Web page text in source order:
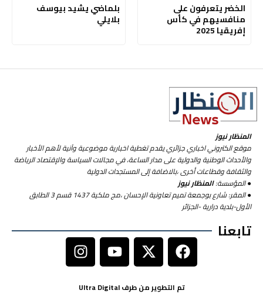
الخضر يتعرفون على
منافسيهم في كأس
إفريقيا 2025
بلماضي يشيد بيوسف
بلايلي
المنظار نيوز
موقع الكتروني اخباري جزائري يقدم تغطية اخبارية موضوعية وآنية لأهم الأخبار
والأحداث الوطنية والدولية على مدار الساعة، في مجالات السياسة والإقتصاد الرياضة
والثقافة وقطاعات أخرى ،بالاضافة إلى المستجدات الدولية
● المؤسسة:المنظار نيوز
● المقر: شارع بوجمعة تميم تعاونية الإحسان ،مج ملكية 1437 قسم 3 الطابق
الأول-بلدية درارية -الجزائر
تابعنا
تم التطوير من طرف Ultra Digital